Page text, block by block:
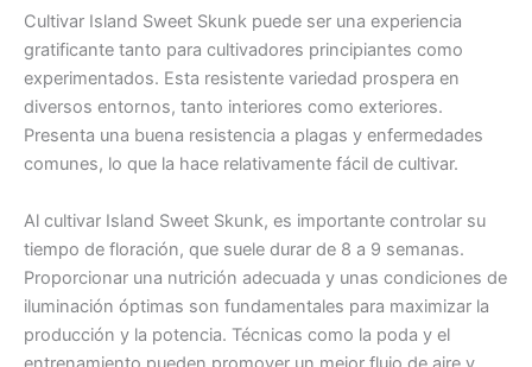
Cultivar Island Sweet Skunk puede ser una experiencia
gratificante tanto para cultivadores principiantes como
experimentados. Esta resistente variedad prospera en
diversos entornos, tanto interiores como exteriores.
Presenta una buena resistencia a plagas y enfermedades
comunes, lo que la hace relativamente fácil de cultivar.
Al cultivar Island Sweet Skunk, es importante controlar su
tiempo de floración, que suele durar de 8 a 9 semanas.
Proporcionar una nutrición adecuada y unas condiciones de
iluminación óptimas son fundamentales para maximizar la
producción y la potencia. Técnicas como la poda y el